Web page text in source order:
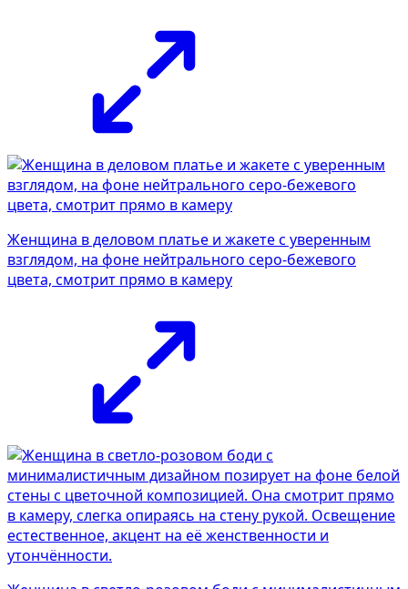
Женщина в деловом платье и жакете с уверенным
взглядом, на фоне нейтрального серо-бежевого
цвета, смотрит прямо в камеру